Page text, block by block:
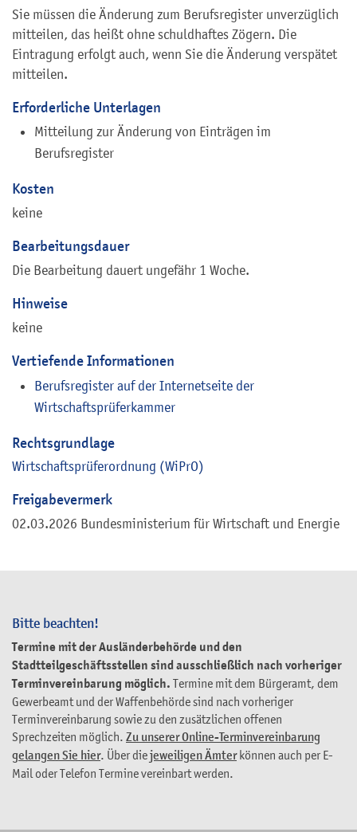
Bitte beachten!
Termine mit der Ausländerbehörde und den
Stadtteilgeschäftsstellen sind ausschließlich nach vorheriger
Terminvereinbarung möglich. Termine mit dem Bürgeramt, dem
Gewerbeamt und der Waffenbehörde sind nach vorheriger
Terminvereinbarung sowie zu den zusätzlichen offenen
Sprechzeiten möglich. Zu unserer Online-Terminvereinbarung
gelangen Sie hier. Über diejeweiligen Ämterkönnen auch per E-
Mail oder Telefon Termine vereinbart werden.
Sie müssen die Änderung zum Berufsregister unverzüglich
mitteilen, das heißt ohne schuldhaftes Zögern. Die
Eintragung erfolgt auch, wenn Sie die Änderung verspätet
mitteilen.
Erforderliche Unterlagen
Mitteilung zur Änderung von Einträgen im
Berufsregister
Kosten
keine
Bearbeitungsdauer
Die Bearbeitung dauert ungefähr 1 Woche.
Hinweise
keine
Vertiefende Informationen
Berufsregister auf der Internetseite der
Wirtschaftsprüferkammer
Rechtsgrundlage
Wirtschaftsprüferordnung (WiPrO)
Freigabevermerk
02.03.2026 Bundesministerium für Wirtschaft und Energie